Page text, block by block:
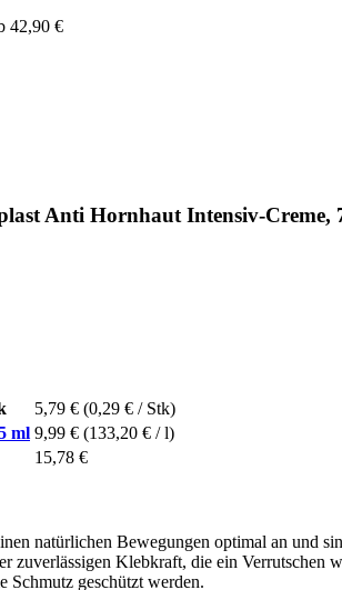
42,90 €
Anti Hornhaut Intensiv-Creme,
5,79 € (0,29 € / Stk)
ml 9,99 € (133,20 € / l)
15,78 €
natürlichen Bewegungen optimal an
zuverlässigen Klebkraft, die ein
Schmutz geschützt werden.